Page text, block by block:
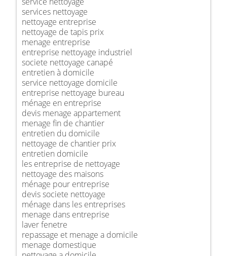
services nettoyage
nettoyage entreprise
nettoyage de tapis prix
menage entreprise
entreprise nettoyage industriel
societe nettoyage canapé
entretien à domicile
service nettoyage domicile
entreprise nettoyage bureau
ménage en entreprise
devis menage appartement
menage fin de chantier
entretien du domicile
nettoyage de chantier prix
entretien domicile
les entreprise de nettoyage
nettoyage des maisons
ménage pour entreprise
devis societe nettoyage
ménage dans les entreprises
menage dans entreprise
laver fenetre
repassage et menage a domicile
menage domestique